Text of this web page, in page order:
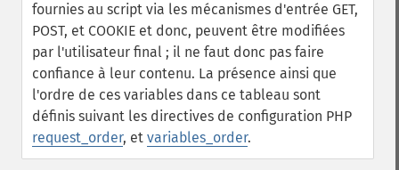
fournies au script via les mécanismes d'entrée GET,
POST, et COOKIE et donc, peuvent être modifiées
par l'utilisateur final ; il ne faut donc pas faire
confiance à leur contenu. La présence ainsi que
l'ordre de ces variables dans ce tableau sont
définis suivant les directives de configuration PHP
request_order, et variables_order.